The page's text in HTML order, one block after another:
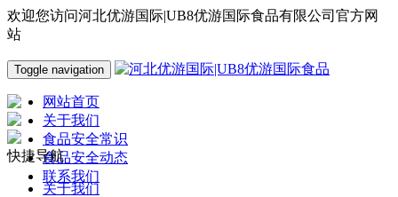
欢迎您访问河北优游国际|UB8优游国际食品有限公司官方网
站
Toggle navigation
网站首页
关于我们
食品安全常识
食品安全动态
联系我们
快捷导航
关于我们